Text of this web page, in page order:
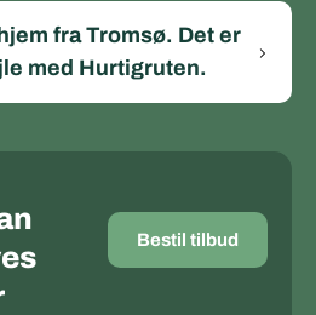
fra Tromsø. Det er
med Hurtigruten.
Bestil tilbud